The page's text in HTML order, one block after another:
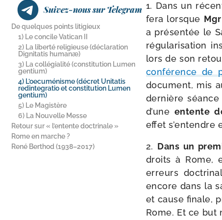
Suivez-nous sur Telegram
De quelques points litigieux
1) Le concile Vatican II
2) La liberté religieuse (déclaration
Dignitatis humanæ)
3) La collégialité (constitution Lumen
gentium)
4) L’oecuménisme (décret Unitatis
redintegratio et constitution Lumen
gentium)
5) Le Magistère
6) La Nouvelle Messe
Retour sur « l’entente doctrinale »
Rome en marche ?
René Berthod (1938–2017)
1. Dans un
fera lorsque
a pré­sen­tée le
régu­la­ri­sa­tion
lors de son
confé­rence de
docu­ment, mis
der­nière séance
d’une entente
effet s’en­tendre
2. Dans un
droits à Rome,
erreurs
encore dans la
et cause finale,
Rome. Et ce but